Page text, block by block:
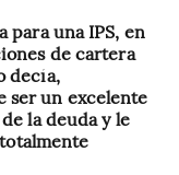
para una IPS, en
de cartera
decía,
ser un excelente
la deuda y le